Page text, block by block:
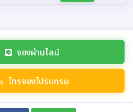
จองผ่านไลน์
โทรจองโปรแกรม